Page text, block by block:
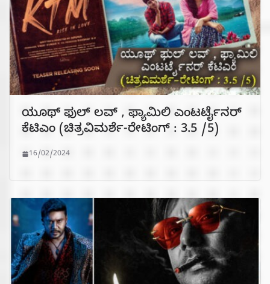
ಯೂಥ್ ಫುಲ್ ಲವ್ , ಫ್ಯಾಮಿಲಿ ಎಂಟರ್ಟೈನರ್
ಕೆಟಿಎಂ (ಚಿತ್ರವಿಮರ್ಶೆ-ರೇಟಿಂಗ್ : 3.5 /5)
16/02/2024